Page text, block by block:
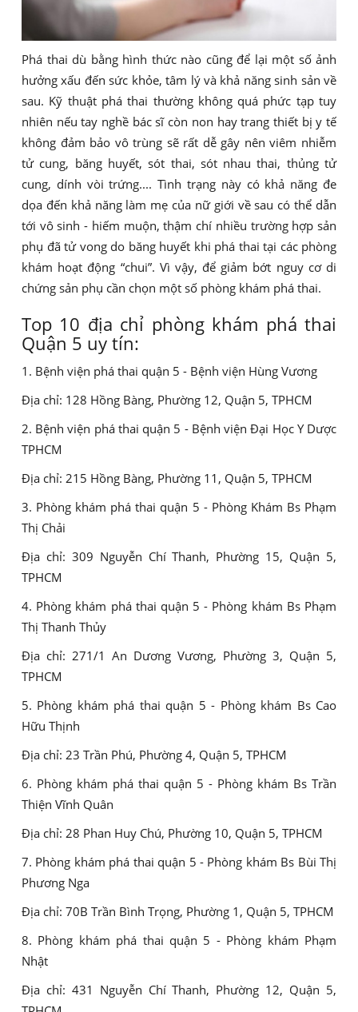
Phá thai dù bằng hình thức nào cũng để lại một số ảnh
hưởng xấu đến sức khỏe, tâm lý và khả năng sinh sản về
sau. Kỹ thuật phá thai thường không quá phức tạp tuy
nhiên nếu tay nghề bác sĩ còn non hay trang thiết bị y tế
không đảm bảo vô trùng sẽ rất dễ gây nên viêm nhiễm
tử cung, băng huyết, sót thai, sót nhau thai, thủng tử
cung, dính vòi trứng.... Tình trạng này có khả năng đe
dọa đến khả năng làm mẹ của nữ giới về sau có thể dẫn
tới vô sinh - hiếm muộn, thậm chí nhiều trường hợp sản
phụ đã tử vong do băng huyết khi phá thai tại các phòng
khám hoạt động “chui”. Vì vậy, để giảm bớt nguy cơ di
chứng sản phụ cần chọn một số phòng khám phá thai.
Top 10 địa chỉ phòng khám phá thai
Quận 5 uy tín:
1. Bệnh viện phá thai quận 5 - Bệnh viện Hùng Vương
Địa chỉ: 128 Hồng Bàng, Phường 12, Quận 5, TPHCM
2. Bệnh viện phá thai quận 5 - Bệnh viện Đại Học Y Dược
TPHCM
Địa chỉ: 215 Hồng Bàng, Phường 11, Quận 5, TPHCM
3. Phòng khám phá thai quận 5 - Phòng Khám Bs Phạm
Thị Chải
Địa chỉ: 309 Nguyễn Chí Thanh, Phường 15, Quận 5,
TPHCM
4. Phòng khám phá thai quận 5 - Phòng khám Bs Phạm
Thị Thanh Thủy
Địa chỉ: 271/1 An Dương Vương, Phường 3, Quận 5,
TPHCM
5. Phòng khám phá thai quận 5 - Phòng khám Bs Cao
Hữu Thịnh
Địa chỉ: 23 Trần Phú, Phường 4, Quận 5, TPHCM
6. Phòng khám phá thai quận 5 - Phòng khám Bs Trần
Thiện Vĩnh Quân
Địa chỉ: 28 Phan Huy Chú, Phường 10, Quận 5, TPHCM
7. Phòng khám phá thai quận 5 - Phòng khám Bs Bùi Thị
Phương Nga
Địa chỉ: 70B Trần Bình Trọng, Phường 1, Quận 5, TPHCM
8. Phòng khám phá thai quận 5 - Phòng khám Phạm
Nhật
Địa chỉ: 431 Nguyễn Chí Thanh, Phường 12, Quận 5,